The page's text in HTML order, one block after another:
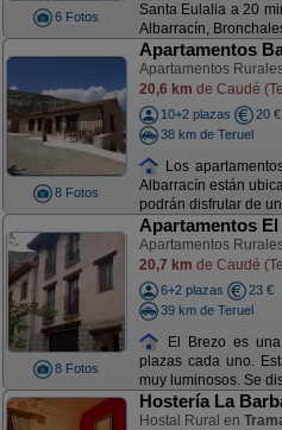
6 Fotos
Santa Eulalia a 20
Albarracín,
8 Fotos
Apartamentos
Apartamentos
20,6 km de Caudé
10+2 plazas
20 €
38 km de Teruel
Los
Albarracín están
podrán disfrutar de
8 Fotos
Apartamentos
Apartamentos
20,7 km de Caudé
6+2 plazas
23 €
39 km de Teruel
El Brezo es
plazas cada uno.
muy luminosos. Se
Hostería La
Hostal Rural en